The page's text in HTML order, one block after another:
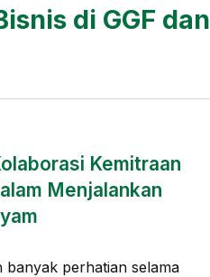
di GGF dan
Kemitraan
Menjalankan
banyak perhatian selama